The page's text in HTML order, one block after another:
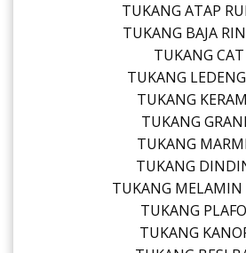
TUKANG ATAP
TUKANG BAJA
TUKANG CAT
TUKANG
TUKANG
TUKANG
TUKANG
TUKANG
TUKANG MELAMIN
TUKANG
TUKANG